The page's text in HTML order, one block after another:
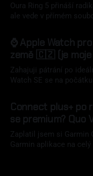
Oura Ring 5 přináší
ale vede v přímém
⌚ Apple Watch
země 🇨🇿 (je moje
Zahajuji pátrání po
Watch SE se na
Connect plus+ po
se premium? Quo
Zaplatil jsem si Garmin
Garmin aplikace na